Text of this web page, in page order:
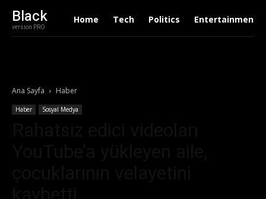
Black
version PRO
Home Tech Politics Entertainment
Ana Sayfa Haber
Haber Sosyal Medya